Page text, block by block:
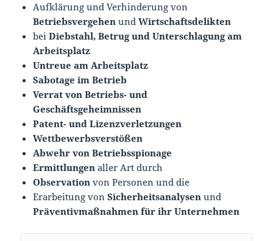
Aufklärung und Verhinderung von
Betriebsvergehen undWirtschaftsdelikten
beiDiebstahl, Betrug und Unterschlagung am
Arbeitsplatz
Untreue am Arbeitsplatz
Sabotage im Betrieb
Verrat von Betriebs- und
Geschäftsgeheimnissen
Patent- und Lizenzverletzungen
Wettbewerbsverstößen
Abwehr von Betriebsspionage
Ermittlungen aller Art durch
Observation von Personen und die
Erarbeitung vonSicherheitsanalysen und
Präventivmaßnahmen für ihr Unternehmen